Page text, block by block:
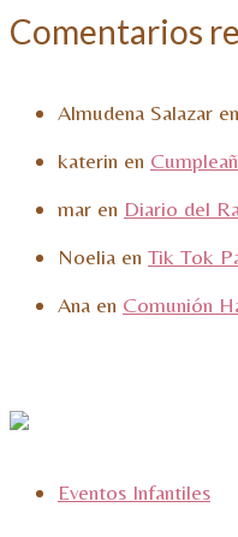
Comentarios
Almudena Salazar en
katerin en
mar en Diario del
Noelia en Tik Tok
Ana en Comunión
Eventos Infantiles